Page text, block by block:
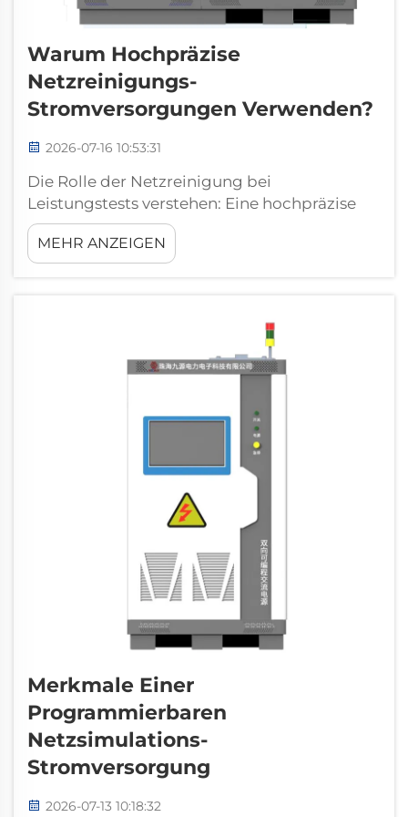
Warum Hochpräzise
Netzreinigungs-
Stromversorgungen Verwenden?
2026-07-16 10:53:31
Die Rolle der Netzreinigung bei
Leistungstests verstehen: Eine hochpräzise
Netzreinigungs-Stromversorgung ist ein
spezielles Prüfgerät, das entwickelt wurde,
um die elektrische Eingangsspannung, die
MEHR ANZEIGEN
Merkmale Einer
Programmierbaren
Netzsimulations-
Stromversorgung
2026-07-13 10:18:32